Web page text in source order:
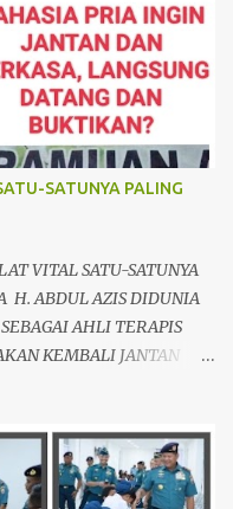
SATUNYA PALING
VITAL SATU-SATUNYA
H. ABDUL AZIS DIDUNIA
AHLI TERAPIS
KEMBALI JANTAN
daerah di Indonesia
Pengobatan
direkomendasikan. ANDA